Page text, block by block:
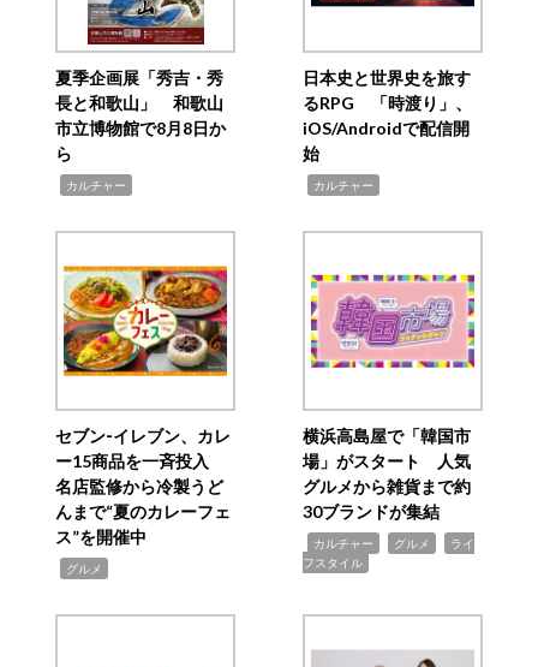
夏季企画展「秀吉・秀
長と和歌山」 和歌山
市立博物館で8月8日か
ら
カルチャー
日本史と世界史を旅す
るRPG 「時渡り」、
iOS/Androidで配信開
始
カルチャー
セブン‐イレブン、カレ
ー15商品を一斉投入
名店監修から冷製うど
んまで“夏のカレーフェ
ス”を開催中
グルメ
横浜高島屋で「韓国市
場」がスタート 人気
グルメから雑貨まで約
30ブランドが集結
カルチャー グルメ
ライ
フスタイル